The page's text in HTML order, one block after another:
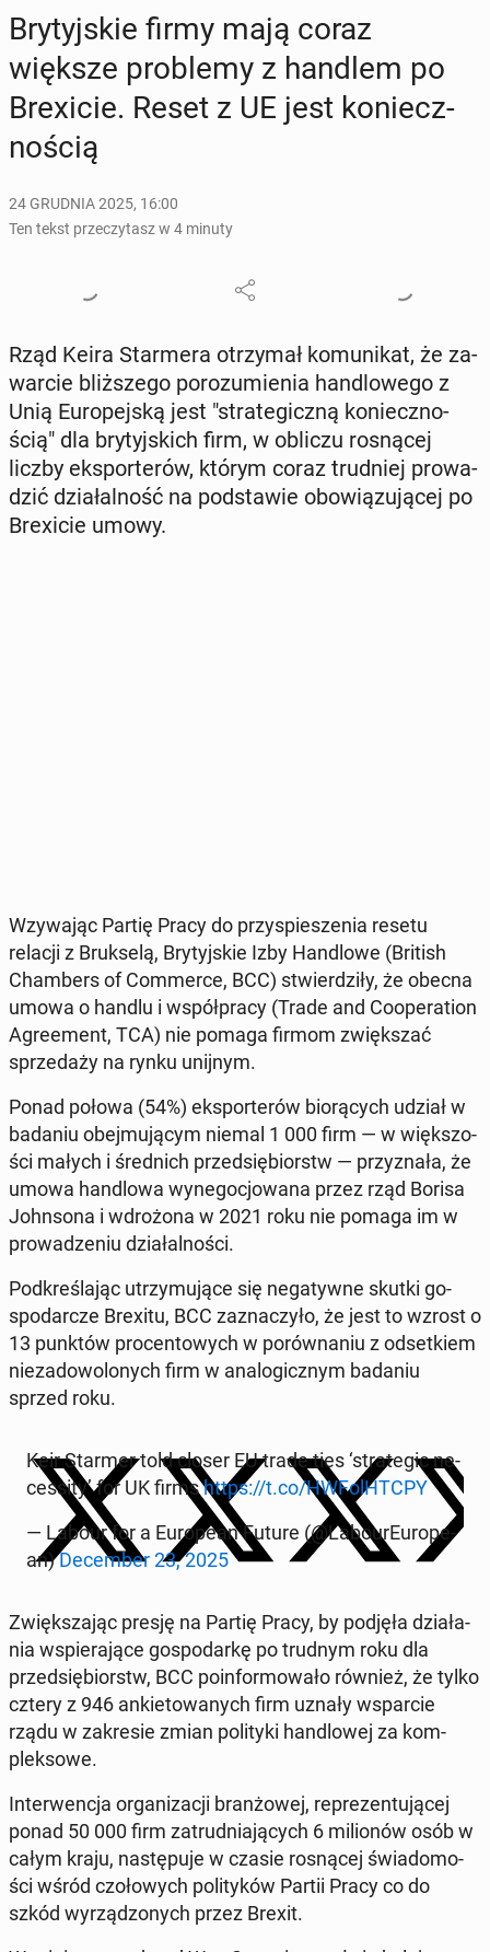
Bry­tyj­skie firmy mają coraz
większe pro­ble­my z handlem po
Bre­xi­cie. Reset z UE jest ko­niecz­
no­ścią
24 GRUDNIA 2025, 16:00
Ten tekst przeczytasz w 4 minuty
Rząd Keira Star­me­ra otrzy­mał ko­mu­ni­kat, że za­
war­cie bliż­sze­go po­ro­zu­mie­nia han­dlo­we­go z
Unią Eu­ro­pej­ską jest "stra­te­gicz­ną ko­niecz­no­
ścią" dla bry­tyj­skich firm, w obliczu ro­sną­cej
liczby eks­por­te­rów, którym coraz trud­niej pro­wa­
dzić dzia­łal­ność na pod­sta­wie obo­wią­zu­ją­cej po
Bre­xi­cie umowy.
Wzy­wa­jąc Partię Pracy do przy­spie­sze­nia resetu
relacji z Bruk­se­lą, Bry­tyj­skie Izby Han­dlo­we (British
Cham­bers of Com­mer­ce, BCC) stwier­dzi­ły, że obecna
umowa o handlu i współ­pra­cy (Trade and Co­ope­ra­tion
Agre­ement, TCA) nie pomaga firmom zwięk­szać
sprze­da­ży na rynku unijnym.
Ponad połowa (54%) eks­por­te­rów bio­rą­cych udział w
badaniu obej­mu­ją­cym niemal 1 000 firm — w więk­szo­
ści małych i śred­nich przed­się­biorstw — przy­zna­ła, że
umowa han­dlo­wa wy­ne­go­cjo­wa­na przez rząd Borisa
John­so­na i wdro­żo­na w 2021 roku nie pomaga im w
pro­wa­dze­niu dzia­łal­no­ści.
Pod­kre­śla­jąc utrzy­mu­ją­ce się ne­ga­tyw­ne skutki go­
spo­dar­cze Brexitu, BCC za­zna­czy­ło, że jest to wzrost o
13 punktów pro­cen­to­wych w po­rów­na­niu z od­set­kiem
nie­za­do­wo­lo­nych firm w ana­lo­gicz­nym badaniu
sprzed roku.
Keir Starmer told closer EU trade ties ‘stra­te­gic ne­
ces­si­ty’ for UK firmshttps://t.co/HWFolHTC­PY
— Labour for a Eu­ro­pe­an Future (@La­bo­urEu­ro­pe­
an)De­cem­ber 23, 2025
Zwięk­sza­jąc presję na Partię Pracy, by podjęła dzia­ła­
nia wspie­ra­ją­ce go­spo­dar­kę po trudnym roku dla
przed­się­biorstw, BCC po­in­for­mo­wa­ło również, że tylko
cztery z 946 an­kie­to­wa­nych firm uznały wspar­cie
rządu w za­kre­sie zmian po­li­ty­ki han­dlo­wej za kom­
plek­so­we.
In­ter­wen­cja or­ga­ni­za­cji bran­żo­wej, re­pre­zen­tu­ją­cej
ponad 50 000 firm za­trud­nia­ją­cych 6 mi­lio­nów osób w
całym kraju, na­stę­pu­je w czasie ro­sną­cej świa­do­mo­
ści wśród czo­ło­wych po­li­ty­ków Partii Pracy co do
szkód wy­rzą­dzo­nych przez Brexit.